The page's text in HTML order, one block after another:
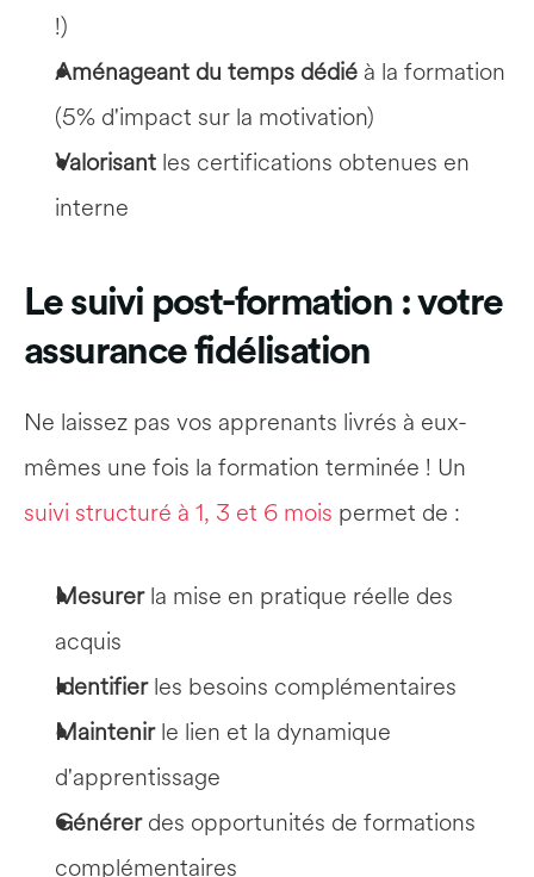
!)
Aménageant du temps dédié à la formation
(5% d'impact sur la motivation)
Valorisant les certifications obtenues en
interne
Le suivi post-formation : votre
assurance fidélisation
Ne laissez pas vos apprenants livrés à eux-
suivi structuré à 1, 3 et 6 mois permet de :
Mesurer la mise en pratique réelle des
acquis
Identifier les besoins complémentaires
Maintenir le lien et la dynamique
d'apprentissage
Générer des opportunités de formations
complémentaires